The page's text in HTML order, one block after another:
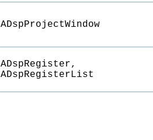
ADspProjectWindow
ADspRegister,
ADspRegisterList